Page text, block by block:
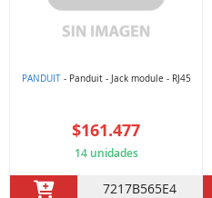
PANDUIT- Panduit - Jack module - RJ45
$161.477
14 unidades
7217B565E4